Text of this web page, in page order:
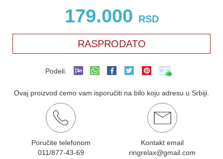
179.000 RSD
RASPRODATO
Podeli:
Ovaj proizvod ćemo vam isporučiti na bilo koju adresu u Srbiji.
Poručite telefonom
011/877-43-69
Kontakt email
ringrelax@gmail.com